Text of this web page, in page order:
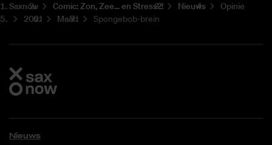
Saxnow Co­mic: Zon, Zee... en Stress?! Nieuws
Opinie
2021
Maart Spongebob-brein
Nieuws